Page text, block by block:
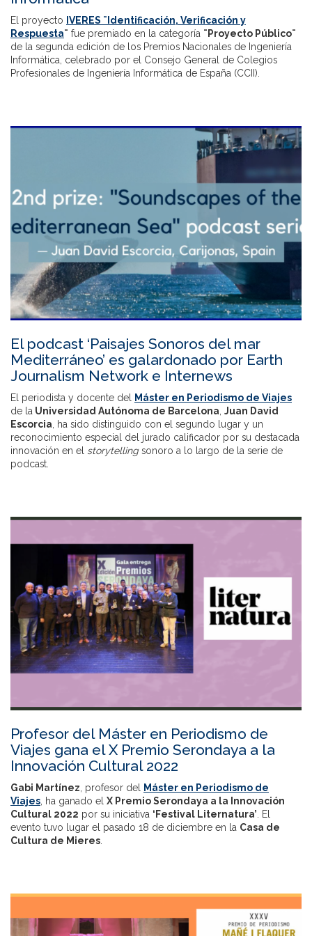
El proyecto IVERES ¨Identificación, Verificación y
Respuesta¨ fue premiado en la categoría ¨Proyecto Público¨
de la segunda edición de los Premios Nacionales de Ingeniería
Informática, celebrado por el Consejo General de Colegios
Profesionales de Ingeniería Informática de España (CCII).
El podcast ‘Paisajes Sonoros del mar
Mediterráneo’ es galardonado por Earth
Journalism Network e Internews
El periodista y docente del Máster en Periodismo de Viajes
de la Universidad Autónoma de Barcelona Juan David
Escorcia , ha sido distinguido con el segundo lugar y un
reconocimiento especial del jurado calificador por su destacada
innovación en el storytellingsonoro a lo largo de la serie de
podcast.
Profesor del Máster en Periodismo de
Viajes gana el X Premio Serondaya a la
Innovación Cultural 2022
Gabi Martínez , profesor del
Máster en Periodismo de
Viajes , ha ganado el X Premio Serondaya a la Innovación
Cultural 2022 por su iniciativa ‘Festival Liternatura’ . El
evento tuvo lugar el pasado 18 de diciembre en la Casa de
Cultura de Mieres